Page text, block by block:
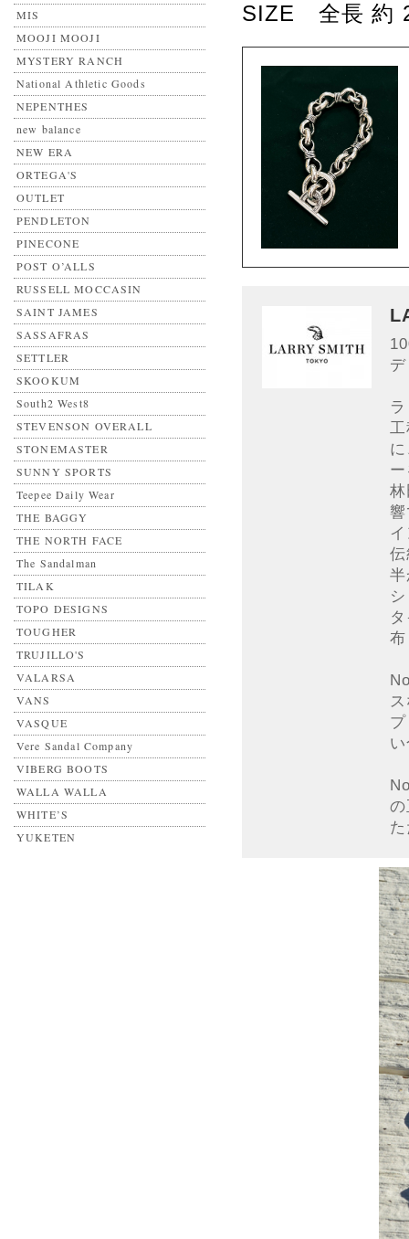
MIS
MOOJI MOOJI
MYSTERY RANCH
National Athletic Goods
NEPENTHES
new balance
NEW ERA
ORTEGA'S
OUTLET
PENDLETON
PINECONE
POST O’ALLS
RUSSELL MOCCASIN
SAINT JAMES
SASSAFRAS
SETTLER
SKOOKUM
South2 West8
STEVENSON OVERALL
STONEMASTER
SUNNY SPORTS
Teepee Daily Wear
THE BAGGY
THE NORTH FACE
The Sandalman
TILAK
TOPO DESIGNS
TOUGHER
TRUJILLO'S
VALARSA
VANS
VASQUE
Vere Sandal Company
VIBERG BOOTS
WALLA WALLA
WHITE’S
YUKETEN
SIZE 全長 約